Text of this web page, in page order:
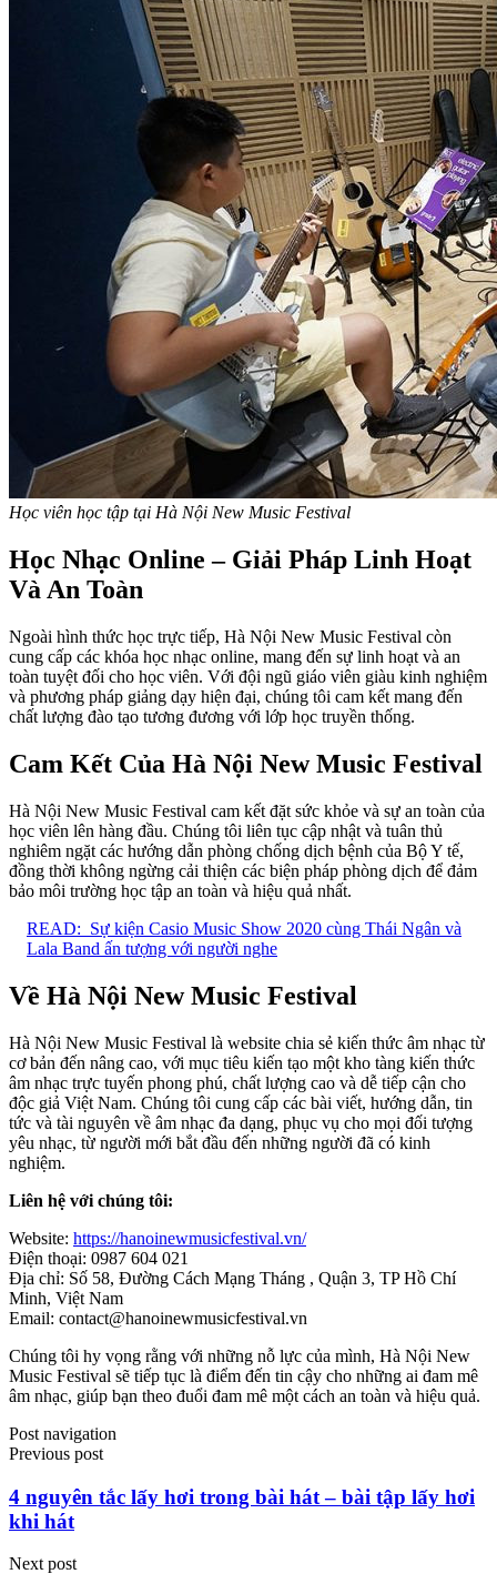
Học viên học tập tại Hà Nội New Music Festival
Học Nhạc Online – Giải Pháp Linh Hoạt
Và An Toàn
Ngoài hình thức học trực tiếp, Hà Nội New Music Festival còn
cung cấp các khóa học nhạc online, mang đến sự linh hoạt và an
toàn tuyệt đối cho học viên. Với đội ngũ giáo viên giàu kinh nghiệm
và phương pháp giảng dạy hiện đại, chúng tôi cam kết mang đến
chất lượng đào tạo tương đương với lớp học truyền thống.
Cam Kết Của Hà Nội New Music Festival
Hà Nội New Music Festival cam kết đặt sức khỏe và sự an toàn của
học viên lên hàng đầu. Chúng tôi liên tục cập nhật và tuân thủ
nghiêm ngặt các hướng dẫn phòng chống dịch bệnh của Bộ Y tế,
đồng thời không ngừng cải thiện các biện pháp phòng dịch để đảm
bảo môi trường học tập an toàn và hiệu quả nhất.
READ: Sự kiện Casio Music Show 2020 cùng Thái Ngân và
Lala Band ấn tượng với người nghe
Về Hà Nội New Music Festival
Hà Nội New Music Festival là website chia sẻ kiến thức âm nhạc từ
cơ bản đến nâng cao, với mục tiêu kiến tạo một kho tàng kiến thức
âm nhạc trực tuyến phong phú, chất lượng cao và dễ tiếp cận cho
độc giả Việt Nam. Chúng tôi cung cấp các bài viết, hướng dẫn, tin
tức và tài nguyên về âm nhạc đa dạng, phục vụ cho mọi đối tượng
yêu nhạc, từ người mới bắt đầu đến những người đã có kinh
nghiệm.
Liên hệ với chúng tôi:
Website: https://hanoinewmusicfestival.vn/
Điện thoại: 0987 604 021
Địa chỉ: Số 58, Đường Cách Mạng Tháng , Quận 3, TP Hồ Chí
Minh, Việt Nam
Email: contact@hanoinewmusicfestival.vn
Chúng tôi hy vọng rằng với những nỗ lực của mình, Hà Nội New
Music Festival sẽ tiếp tục là điểm đến tin cậy cho những ai đam mê
âm nhạc, giúp bạn theo đuổi đam mê một cách an toàn và hiệu quả.
Post navigation
Previous post
4 nguyên tắc lấy hơi trong bài hát – bài tập lấy hơi
khi hát
Next post